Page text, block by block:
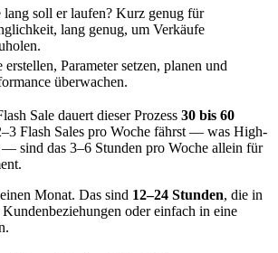
lang soll er laufen? Kurz genug für
lang genug, um Verkäufe
erstellen, Parameter setzen, planen und
überwachen.
Sale dauert dieser Prozess 30 bis 60
Flash Sales pro Woche fährst — was High-
sind das 3–6 Stunden pro Woche allein für
Monat. Das sind 12–24 Stunden, die in
oder einfach in eine